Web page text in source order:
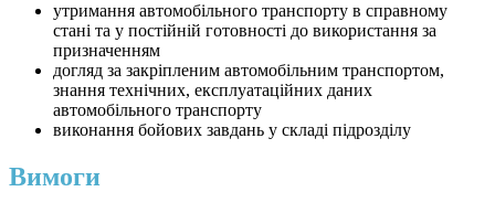
утримання автомобільного транспорту в справному
стані та у постійній готовності до використання за
призначенням
догляд за закріпленим автомобільним транспортом,
знання технічних, експлуатаційних даних
автомобільного транспорту
виконання бойових завдань у складі підрозділу
Вимоги